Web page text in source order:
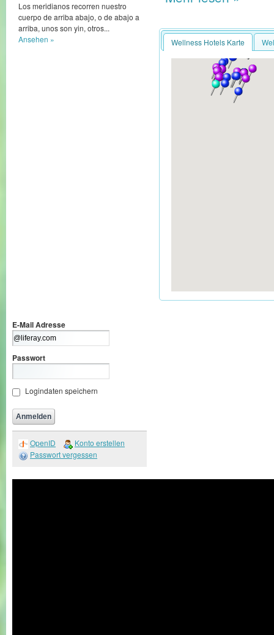
Los meridianos recorren nuestro
cuerpo de arriba abajo, o de abajo a
arriba, unos son yin, otros...
Ansehen »
Wellness Hotels Karte
E-Mail Adresse
Passwort
Logindaten speichern
OpenID
Konto erstellen
Passwort vergessen